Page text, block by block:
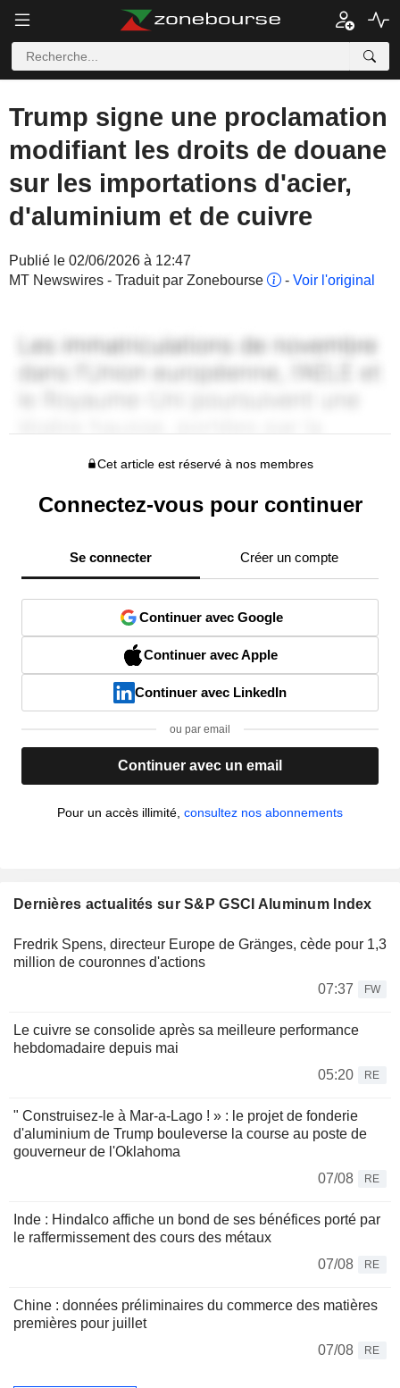
Trump signe une proclamation
modifiant les droits de douane
sur les importations d'acier,
d'aluminium et de cuivre
Publié le 02/06/2026 à 12:47
MT Newswires - Traduit par Zonebourse
- Voir l'original
Cet article est réservé à nos membres
Connectez-vous pour continuer
Se connecter Créer un compte
Continuer avec Google
Continuer avec Apple
Continuer avec LinkedIn
ou par email
Continuer avec un email
Pour un accès illimité, consultez nos abonnements
Dernières actualités sur S&P GSCI Aluminum Index
Fredrik Spens, directeur Europe de Gränges, cède pour 1,3
million de couronnes d'actions
07:37
FW
Le cuivre se consolide après sa meilleure performance
hebdomadaire depuis mai
05:20
RE
" Construisez-le à Mar-a-Lago ! » : le projet de fonderie
d'aluminium de Trump bouleverse la course au poste de
gouverneur de l'Oklahoma
07/08
RE
Inde : Hindalco affiche un bond de ses bénéfices porté par
le raffermissement des cours des métaux
07/08
RE
Chine : données préliminaires du commerce des matières
premières pour juillet
07/08
RE